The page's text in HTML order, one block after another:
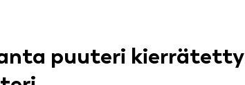
puuteri kierrätetty